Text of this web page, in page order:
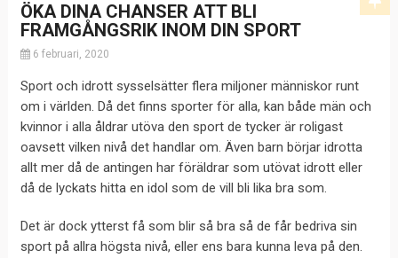
ÖKA DINA CHANSER ATT BLI
FRAMGÅNGSRIK INOM DIN SPORT
6 februari, 2020
Sport och idrott sysselsätter flera miljoner människor runt
om i världen. Då det finns sporter för alla, kan både män och
kvinnor i alla åldrar utöva den sport de tycker är roligast
oavsett vilken nivå det handlar om. Även barn börjar idrotta
allt mer då de antingen har föräldrar som utövat idrott eller
då de lyckats hitta en idol som de vill bli lika bra som.
Det är dock ytterst få som blir så bra så de får bedriva sin
sport på allra högsta nivå, eller ens bara kunna leva på den.